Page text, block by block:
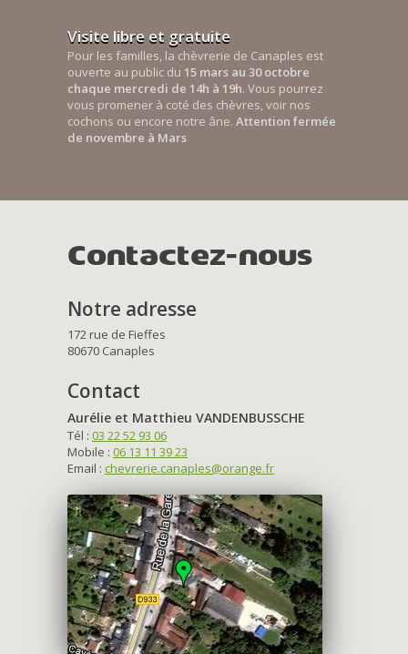
Visite libre et gratuite
Pour les familles, la chèvrerie de Canaples est
ouverte au public du 15 mars au 30 octobre
chaque mercredi de 14h à 19h. Vous pourrez
vous promener à coté des chèvres, voir nos
cochons ou encore notre âne. Attention fermée
de novembre à Mars
Contactez-nous
Notre adresse
172 rue de Fieffes
80670 Canaples
Contact
Aurélie et Matthieu VANDENBUSSCHE
Tél : 03 22 52 93 06
Mobile : 06 13 11 39 23
Email : chevrerie.canaples@orange.fr